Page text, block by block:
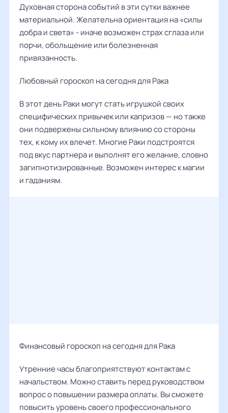
Духовная сторона событий в эти сутки важнее
материальной. Желательна ориентация на «силы
добра и света» - иначе возможен страх сглаза или
порчи, обольщение или болезненная
привязанность.
Любовный гороскоп на сегодня для Рака
В этот день Раки могут стать игрушкой своих
специфических привычек или капризов — но также
они подвержены сильному влиянию со стороны
тех, к кому их влечет. Многие Раки подстроятся
под вкус партнера и выполнят его желание, словно
загипнотизированные. Возможен интерес к магии
и гаданиям.
Финансовый гороскоп на сегодня для Рака
Утренние часы благоприятствуют контактам с
начальством. Можно ставить перед руководством
вопрос о повышении размера оплаты. Вы сможете
повысить уровень своего профессионального